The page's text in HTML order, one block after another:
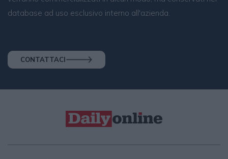
database ad uso esclusivo interno all'azienda.
CONTATTACI